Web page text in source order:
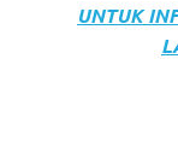
rolex.
UNTUK